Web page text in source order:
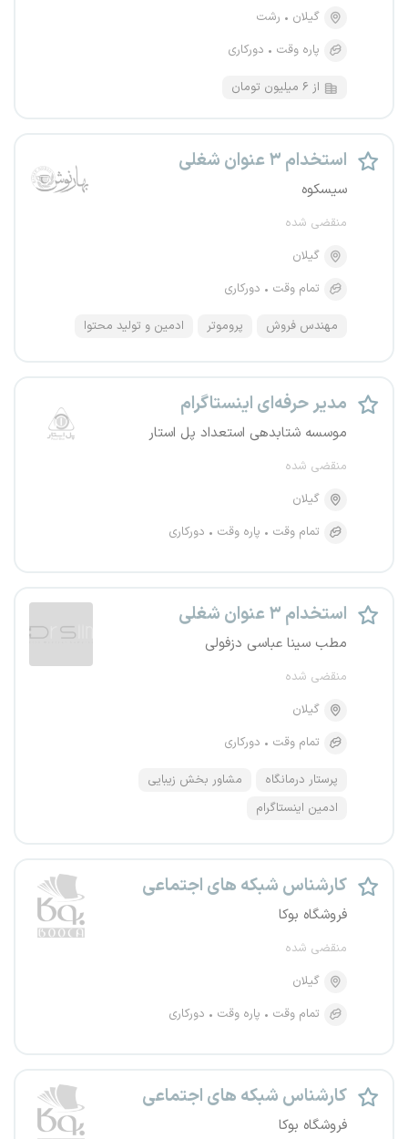
گیلان
رشت
پاره وقت
دورکاری
از ۶ میلیون تومان
استخدام ۳ عنوان شغلی
سیسکوه
منقضی شده
گیلان
تمام وقت
دورکاری
مهندس فروش پروموتر ادمین و تولید محتوا
مدیر حرفه‌ای اینستاگرام
موسسه شتابدهی استعداد پل استار
منقضی شده
گیلان
تمام وقت
پاره وقت دورکاری
استخدام ۳ عنوان شغلی
مطب سینا عباسی دزفولی
منقضی شده
گیلان
تمام وقت
دورکاری
پرستار درمانگاه
مشاور بخش زیبایی
ادمین اینستاگرام
کارشناس شبکه های اجتماعی
فروشگاه بوکا
منقضی شده
گیلان
تمام وقت
پاره وقت دورکاری
کارشناس شبکه های اجتماعی
فروشگاه بوکا